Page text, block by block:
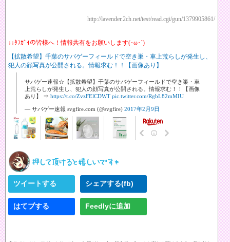
http://lavender.2ch.net/test/read.cgi/gun/1379905861/
↓↓ﾀﾌｶﾞｲの皆様へ！情報共有をお願いします(･ω･´)
【拡散希望】千葉のサバゲーフィールドで空き巣・車上荒らしが発生し、
犯人の顔写真が公開される。情報求む！！【画像あり】
サバゲー速報☆【拡散希望】千葉のサバゲーフィールドで空き巣・車
上荒らしが発生し、犯人の顔写真が公開される。情報求む！！【画像
あり】 ⇒ https://t.co/ZvzFElCDWT pic.twitter.com/RgbL82mMIU
— サバゲー速報 svgfire.com (@svgfire) 2017年2月9日
ツイートする シェアする(fb)
はてブする Feedlyに追加